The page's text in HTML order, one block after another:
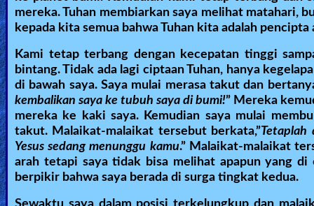
mereka. Tuhan membiarkan saya melihat matahari,
kepada kita semua bahwa Tuhan kita adalah
Kami tetap terbang dengan kecepatan tinggi
bintang. Tidak ada lagi ciptaan Tuhan, hanya
di bawah saya. Saya mulai merasa takut dan
kembalikan saya ke tubuh saya di bumi!” Mereka
mereka ke kaki saya. Kemudian saya mulai
takut. Malaikat-malaikat tersebut berkata,”Tetaplah
Yesus sedang menunggu kamu.” Malaikat-malaikat
arah tetapi saya tidak bisa melihat apapun yang di
berpikir bahwa saya berada di surga tingkat kedua.